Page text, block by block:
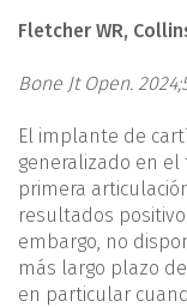
Fletcher WR,
Bone Jt Open.
El implante de
generalizado en
primera
resultados
embargo, no
más largo plazo
en particular